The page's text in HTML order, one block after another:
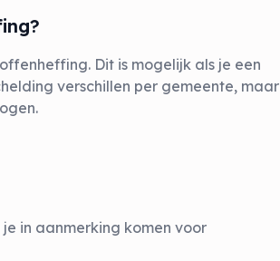
Dit is mogelijk als je een
verschillen per gemeente, maar
in aanmerking komen voor